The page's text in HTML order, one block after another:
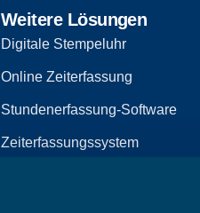
Weitere Lösungen
Digitale Stempeluhr
Online Zeiterfassung
Stundenerfassung-Software
Zeiterfassungssystem